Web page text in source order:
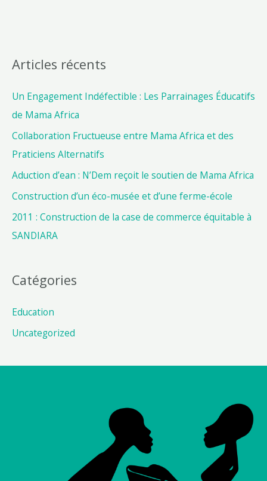
Articles récents
Un Engagement Indéfectible : Les Parrainages Éducatifs
de Mama Africa
Collaboration Fructueuse entre Mama Africa et des
Praticiens Alternatifs
Aduction d’ean : N’Dem reçoit le soutien de Mama Africa
Construction d’un éco-musée et d’une ferme-école
2011 : Construction de la case de commerce équitable à
SANDIARA
Catégories
Education
Uncategorized